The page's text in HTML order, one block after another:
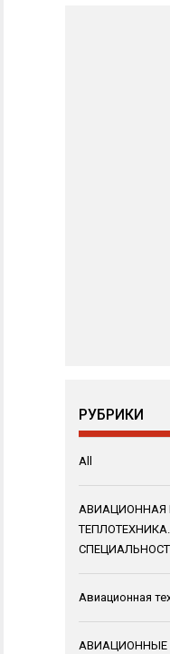
РУБРИКИ
All
АВИАЦИОННАЯ
Авиационная
АВИАЦИОННЫЕ